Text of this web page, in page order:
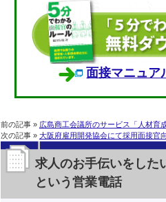
面接マニュア
前の記事 » 広島商工会議所のサービス「人材育
次の記事 » 大阪府雇用開発協会にて採用面接官
求人のお手伝いをした
という営業電話